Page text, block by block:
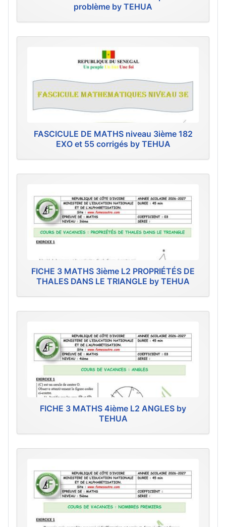
problème by TEHUA
FASCICULE DE MATHS niveau 3ième 182
EXO et 55 corrigés by TEHUA
FICHE 3 MATHS 3ième L2 PROPRIÉTÉS DE
THALES DANS LE TRIANGLE by TEHUA
FICHE 3 MATHS 4ième L2 ANGLES by
TEHUA